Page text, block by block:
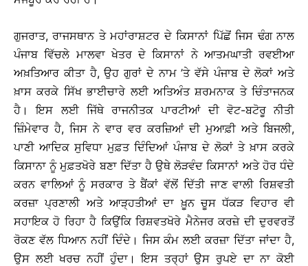
ਗੁਜਰਾਤ, ਰਾਜਸਥਾਨ ਤੇ ਮਹਾਂਰਾਸ਼ਟਰ ਦੇ ਕਿਸਾਨਾਂ ਪਿੱਛੋਂ ਜਿਸ ਢੰਗ ਨਾਲ
ਪੰਜਾਬ ਵਿੱਚਲੇ ਮਾਲਵਾ ਖੇਤਰ ਦੇ ਕਿਸਾਨਾਂ ਨੇ ਆਤਮਘਾਤੀ ਰਵਈਆ
ਅਖ਼ਤਿਆਰ ਕੀਤਾ ਹੈ, ਉਹ ਗੁਰਾਂ ਦੇ ਨਾਮ ’ਤੇ ਵੱਸੇ ਪੰਜਾਬ ਦੇ ਲੋਕਾਂ ਅਤੇ
ਖ਼ਾਸ ਕਰਕੇ ਸਿੱਖ ਭਾਈਚਾਰੇ ਲਈ ਅਤਿਅੰਤ ਸ਼ਰਮਨਾਕ ਤੇ ਚਿੰਤਾਜਨਕ
ਹੈ। ਇਸ ਲਈ ਜਿੱਥੇ ਰਾਜਨੀਤਕ ਪਾਰਟੀਆਂ ਦੀ ਵੋਟ-ਬਟੋਰੂ ਨੀਤੀ
ਜ਼ਿੰਮੇਵਾਰ ਹੈ, ਜਿਸ ਨੇ ਵਾਰ ਵਰ ਕਰਜ਼ਿਆਂ ਦੀ ਮੁਆਫ਼ੀ ਅਤੇ ਬਿਜਲੀ,
ਪਾਣੀ ਆਦਿਕ ਸੁਵਿਧਾ ਮੁਫ਼ਤ ਦਿੰਦਿਆਂ ਪੰਜਾਬ ਦੇ ਲੋਕਾਂ ਤੇ ਖ਼ਾਸ ਕਰਕੇ
ਕਿਸਾਨਾ ਨੂੰ ਮੁਫ਼ਤਖੋਰੇ ਬਣਾ ਦਿੱਤਾ ਹੈ ਉਥੇ ਲੋੜਵੰਦ ਕਿਸਾਨਾਂ ਅਤੇ ਹੋਰ ਧੰਦੇ
ਕਰਨ ਵਾਲਿਆਂ ਨੂੰ ਸਰਕਾਰ ਤੇ ਬੈਂਕਾਂ ਵੱਲੋਂ ਦਿੱਤੀ ਜਾਣ ਵਾਲੀ ਰਿਸ਼ਵਤੀ
ਕਰਜ਼ਾ ਪ੍ਰਣਾਲੀ ਅਤੇ ਆੜ੍ਹਤੀਆਂ ਦਾ ਖ਼ੂਨ ਚੂਸ ਧੱਕੜ ਵਿਹਾਰ ਵੀ
ਸਹਾਇਕ ਹੋ ਰਿਹਾ ਹੈ ਕਿਉਂਕਿ ਰਿਸ਼ਵਤਖੋਰੇ ਮੈਨੇਜਰ ਕਰਜ਼ੇ ਦੀ ਦੁਰਵਰਤੋਂ
ਰੋਕਣ ਵੱਲ ਧਿਆਨ ਨਹੀਂ ਦਿੰਦੇ। ਜਿਸ ਕੰਮ ਲਈ ਕਰਜ਼ਾ ਦਿੱਤਾ ਜਾਂਦਾ ਹੈ,
ਉਸ ਲਈ ਖਰਚ ਨਹੀਂ ਹੁੰਦਾ। ਇਸ ਤਰ੍ਹਾਂ ਉਸ ਰੁਪਏ ਦਾ ਨਾ ਕੋਈ